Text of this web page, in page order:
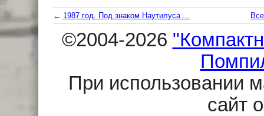
← 1987 год. Под знаком Наутилуса ...
©2004-2026
При использовании
сайт